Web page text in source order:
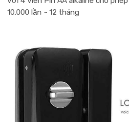
10.000 lần ~ 12 tháng